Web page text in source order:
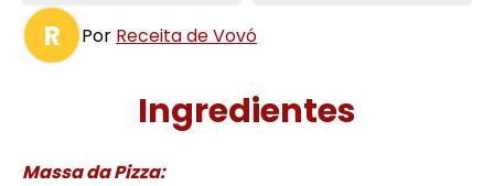
R Por Receita de Vovó
Ingredientes
Massa da Pizza: